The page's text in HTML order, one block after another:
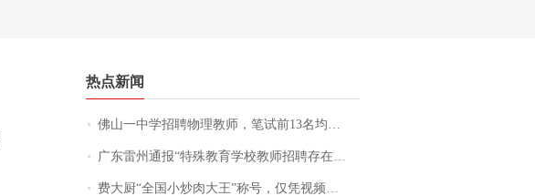
热点新闻
佛山一中学招聘物理教师，笔试前13名均遭淘汰？教育局：已叫停招聘，成立调查组全面核查
广东雷州通报“特殊教育学校教师招聘存在违规行为”：已启动问责程序 副校长被停职
费大厨“全国小炒肉大王”称号，仅凭视频评出？中国烹饪协会回应